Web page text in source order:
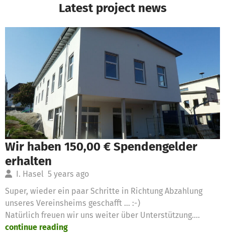
Latest project news
Wir haben 150,00 € Spendengelder
erhalten
I. Hasel 5 years ago
Super, wieder ein paar Schritte in Richtung Abzahlung
unseres Vereinsheims geschafft ... :-)
Natürlich freuen wir uns weiter über Unterstützung....
continue reading